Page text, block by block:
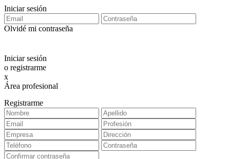
Iniciar sesión
Olvidé mi contraseña
Iniciar sesión
o registrarme
x
Área profesional
Registrarme